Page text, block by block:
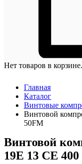
Нет товаров в корзине.
Главная
Каталог
Винтовые
Винтовой
50FM
Винтовой
19E 13 CE